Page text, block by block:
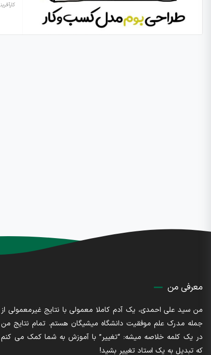
معرفی من
من سید علی احمدی، یک آدم کاملا معمولی با نتایج غیرمعمولی از
جمله مدرک علم موفقیت دانشگاه میشیگان هستم. تمام نتایج من
در یک کلمه خلاصه میشه: “تغییر” با آموزش به شما کمک می کنم
که تبدیل به یک استاد تغییر بشید!